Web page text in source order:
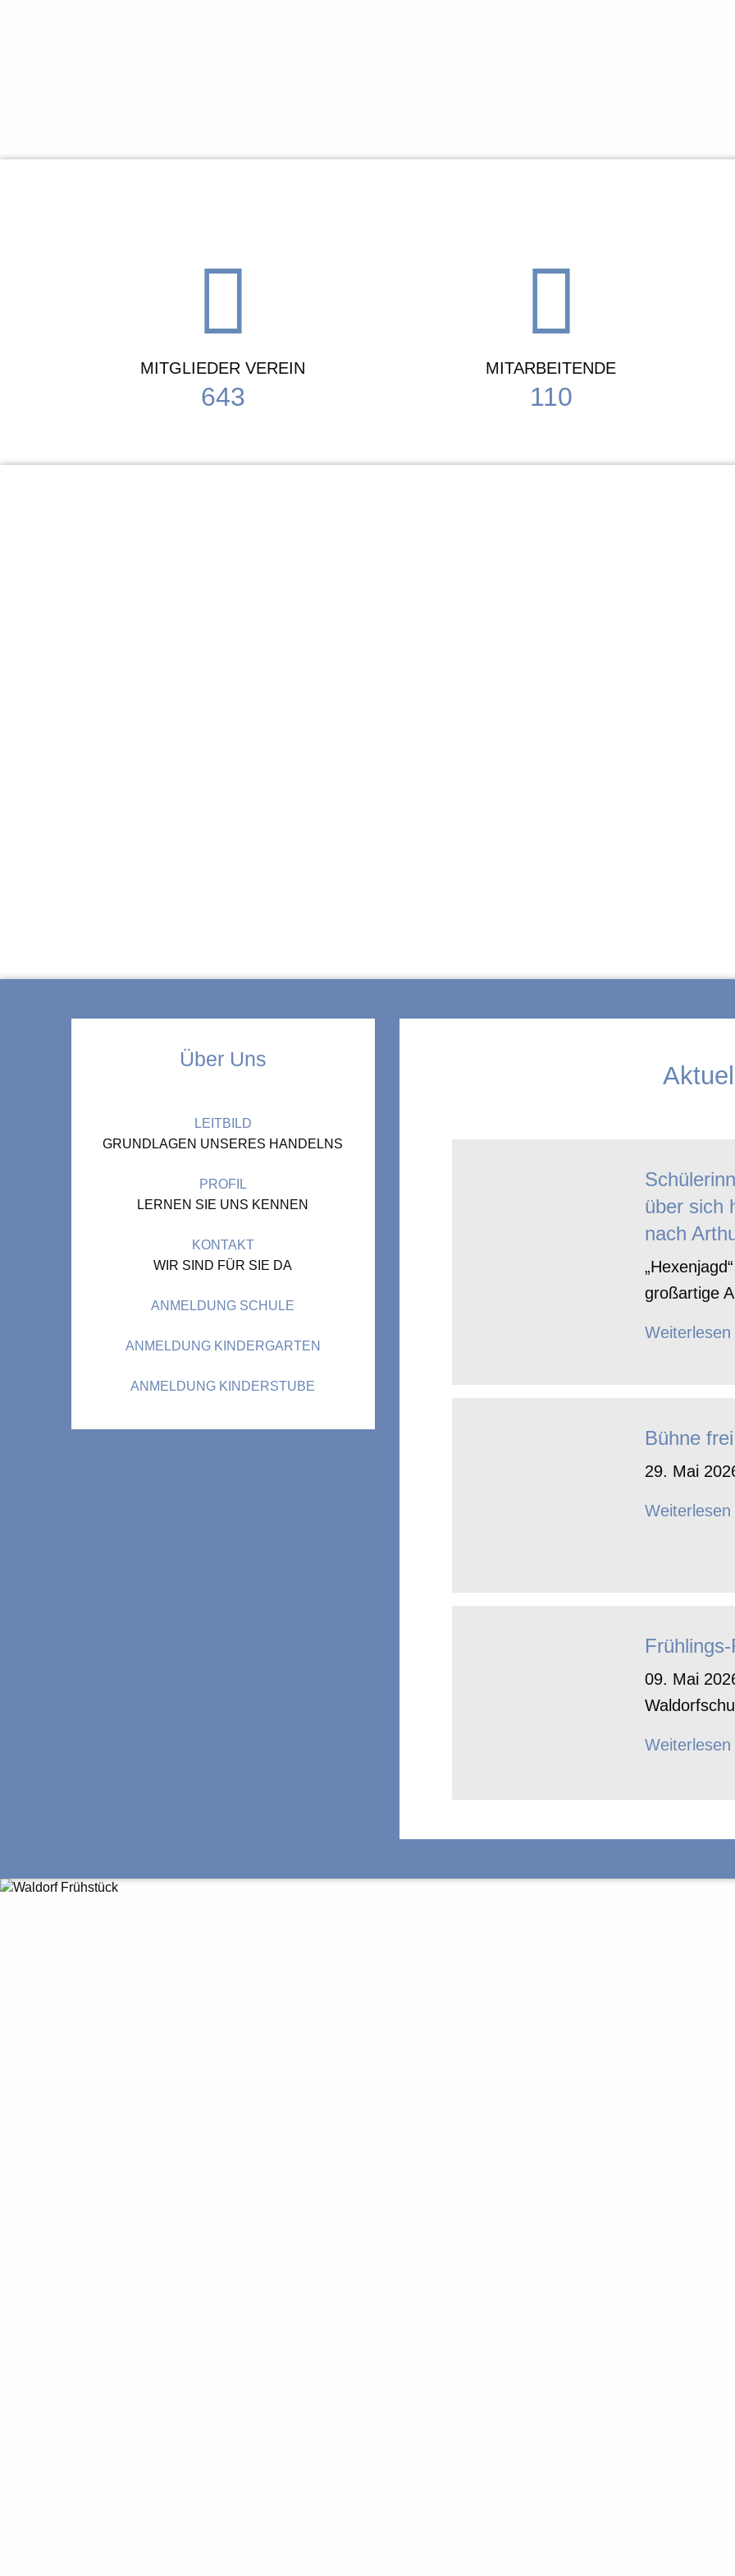
MITGLIEDER VEREIN
643
MITARBEITENDE
110
Über Uns
LEITBILD
GRUNDLAGEN UNSERES HANDELNS
PROFIL
LERNEN SIE UNS KENNEN
KONTAKT
WIR SIND FÜR SIE DA
ANMELDUNG SCHULE
ANMELDUNG KINDERGARTEN
ANMELDUNG KINDERSTUBE
über sich
nach
großartige
Weiterlesen
Bühne frei
29. Mai
Weiterlesen
09. Mai
Weiterlesen